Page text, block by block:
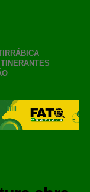
ITINERANTES